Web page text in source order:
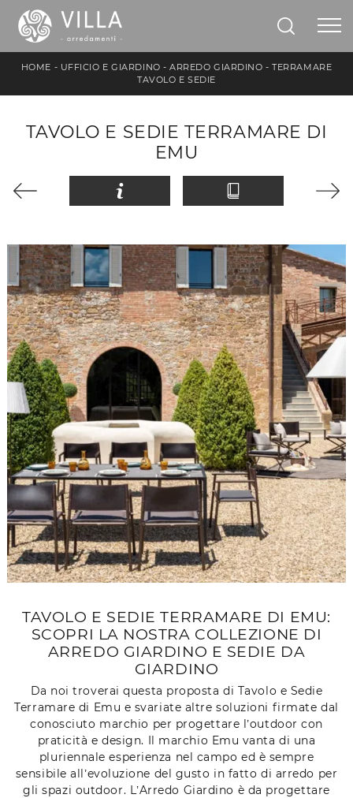
HOME - UFFICIO E GIARDINO -ARREDO GIARDINO -TERRAMARE
TAVOLO E SEDIE
TAVOLO E SEDIE TERRAMARE DI
EMU
TAVOLO E SEDIE TERRAMARE DI EMU:
SCOPRI LA NOSTRA COLLEZIONE DI
ARREDO GIARDINO E SEDIE DA
GIARDINO
Da noi troverai questa proposta di Tavolo e Sedie
Terramare di Emu e svariate altre soluzioni firmate dal
conosciuto marchio per progettare l’outdoor con
praticità e design. Il marchio Emu vanta di una
pluriennale esperienza nel campo ed è sempre
sensibile all’evoluzione del gusto in fatto di arredo per
gli spazi outdoor. L’Arredo Giardino è da progettare